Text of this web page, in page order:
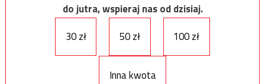
do jutra, wspieraj nas od dzisiaj.
30 zł
50 zł 100 zł
Inna kwota